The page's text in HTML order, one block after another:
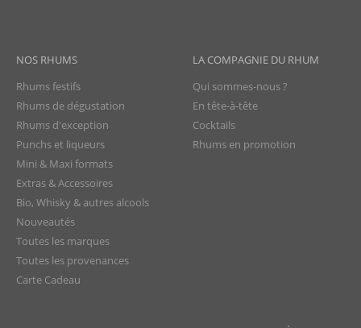
NOS RHUMS
Rhums festifs
Rhums de dégustation
Rhums d'exception
Punchs et liqueurs
Mini & Maxi formats
Extras & Accessoires
Bio, Whisky & autres alcools
Nouveautés
Toutes les marques
Toutes les provenances
Carte Cadeau
LA COMPAGNIE DU RHUM
Qui sommes-nous ?
En tête-à-tête
Cocktails
Rhums en promotion